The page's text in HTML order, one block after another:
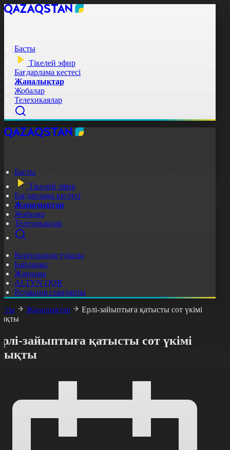
Басты
Тікелей эфир
Бағдарлама кестесі
Жаңалықтар
Жобалар
Телехикаялар
Басты
Тікелей эфир
Бағдарлама кестесі
Жаңалықтар
Жобалар
Телехикаялар
Корпорация туралы
Байланыс
Жарнама
ALTYN QOR
Редакция стандарты
Жаңалықтар
Ерлі-зайыптыға қатысты сот үкімі
зайыптыға қатысты сот үкімі